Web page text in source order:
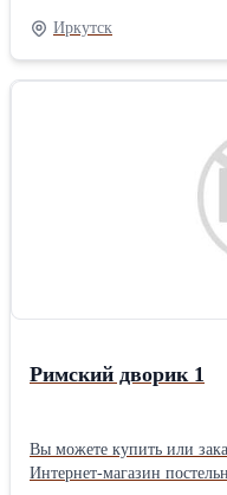
Размер: Евро1 2 нав.
Стандартная Плотность
Стандарт (бесшовная)
Иркутск
Римский дворик 1
Вы можете купить или
Интернет-магазин